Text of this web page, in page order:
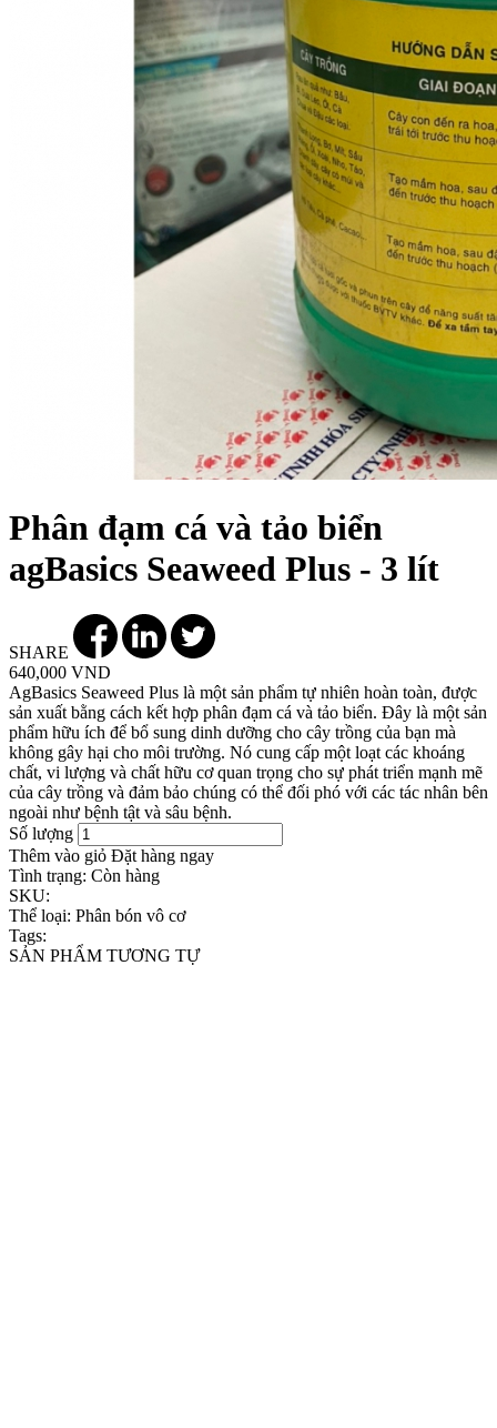
Phân đạm cá và tảo biển
agBasics Seaweed Plus - 3 lít
SHARE
640,000 VND
AgBasics Seaweed Plus là một sản phẩm tự nhiên hoàn toàn, được
sản xuất bằng cách kết hợp phân đạm cá và tảo biển. Đây là một sản
phẩm hữu ích để bổ sung dinh dưỡng cho cây trồng của bạn mà
không gây hại cho môi trường. Nó cung cấp một loạt các khoáng
chất, vi lượng và chất hữu cơ quan trọng cho sự phát triển mạnh mẽ
của cây trồng và đảm bảo chúng có thể đối phó với các tác nhân bên
ngoài như bệnh tật và sâu bệnh.
Số lượng
Thêm vào giỏ Đặt hàng ngay
Tình trạng: Còn hàng
SKU:
Thể loại: Phân bón vô cơ
Tags:
SẢN PHẨM TƯƠNG TỰ